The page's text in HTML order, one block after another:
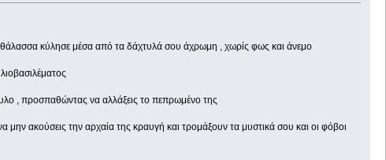
θάλασσα κύλησε μέσα από τα δάχτυλά σου άχρωμη , χωρίς φως και άνεμο
, προσπαθώντας να αλλάξεις το πεπρωμένο της
ακούσεις την αρχαία της κραυγή και τρομάξουν τα μυστικά σου και οι φόβοι